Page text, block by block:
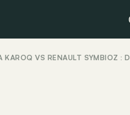
KAROQ VS RENAULT SYMBIOZ :